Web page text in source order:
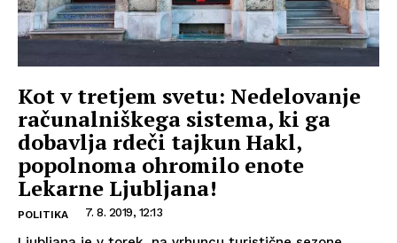
Kot v tretjem svetu: Nedelovanje
računalniškega sistema, ki ga
dobavlja rdeči tajkun Hakl,
popolnoma ohromilo enote
Lekarne Ljubljana!
POLITIKA 7. 8. 2019, 12:13